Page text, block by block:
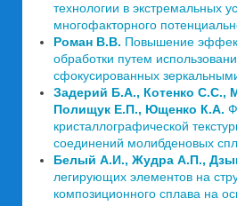
технологии в экстремальных
многофакторного
Роман В.В. Повышение
обработки путем
сфокусированных
Задерий Б.А., Котенко С.С.,
Полищук Е.П., Ющенко К.А.
кристаллографической
соединений молибденовых
Белый А.И., Жудра А.П.,
легирующих элементов на
композиционного сплава на